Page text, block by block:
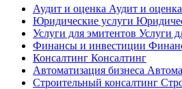
Аудит и оценка Аудит и оценка
Юридические услуги
Услуги для эмитентов Услуги
Финансы и инвестиции
Консалтинг Консалтинг
Автоматизация бизнеса
Строительный консалтинг